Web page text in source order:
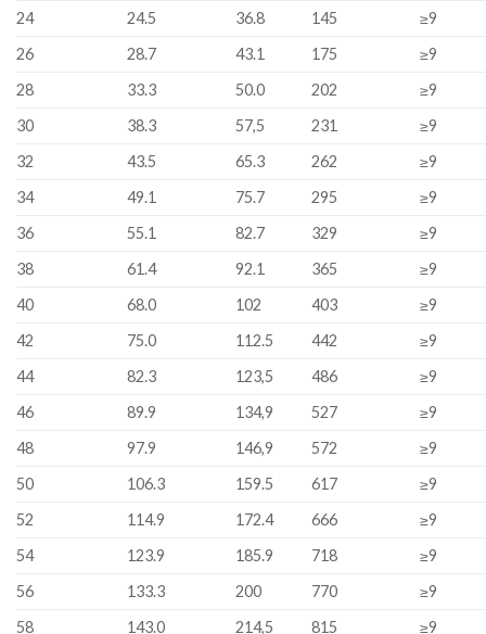
24 24.5 36.8 145
≥9
26
28.7 43.1 175
≥9
28
33.3 50.0 202
≥9
30
38.3 57,5 231
≥9
32
43.5 65.3 262
≥9
34
49.1 75.7 295
≥9
36
55.1 82.7 329
≥9
38
61.4 92.1 365
≥9
40
68.0 102 403
≥9
42
75.0 112.5 442
≥9
44
82.3 123,5 486
≥9
46
89.9 134,9 527
≥9
48
97.9 146,9 572
≥9
50
106.3 159.5 617
≥9
52
114.9 172.4 666
≥9
54
123.9 185.9 718
≥9
56
133.3 200 770
≥9
58
143.0 214,5 815
≥9